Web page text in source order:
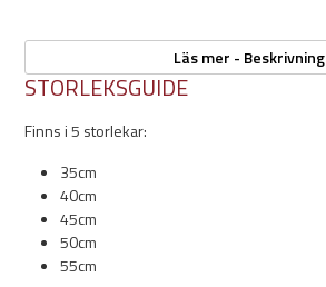
Egenskaper:
- Bredd: 25mm
Påsydda flärpar för ökad synlighet
Utmärkt för jakthunden
Storlekar:
- 35cm
- 40cm
Läs mer - Beskrivning
STORLEKSGUIDE
Finns i 5 storlekar:
35cm
40cm
45cm
50cm
55cm